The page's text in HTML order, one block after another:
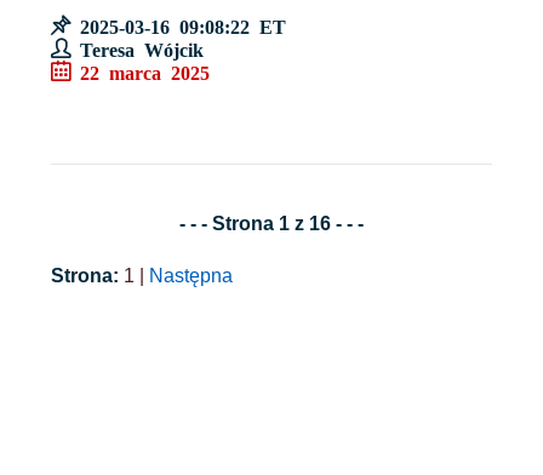
2025-03-16 09:08:22 ET
Teresa Wójcik
22 marca 2025
- - - Strona 1 z 16 - - -
Strona: 1 | Następna